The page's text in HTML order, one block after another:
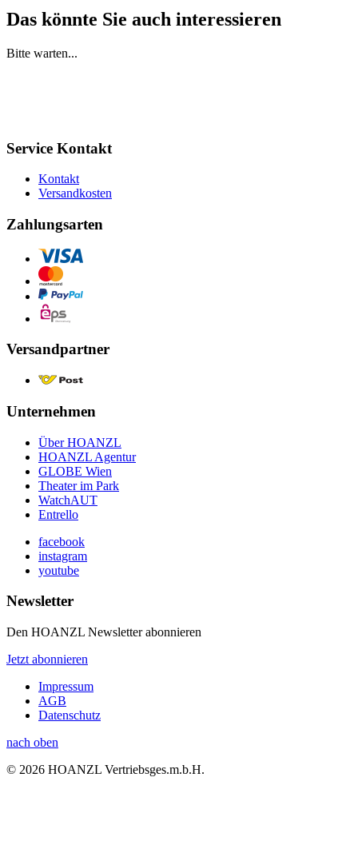
Das könnte Sie auch interessieren
Bitte warten...
Service Kontakt
Kontakt
Versandkosten
Zahlungsarten
Versandpartner
Unternehmen
Über HOANZL
HOANZL Agentur
GLOBE Wien
Theater im Park
WatchAUT
Entrello
facebook
instagram
youtube
Newsletter
Den HOANZL Newsletter abonnieren
Jetzt abonnieren
Impressum
AGB
Datenschutz
nach oben
© 2026 HOANZL Vertriebsges.m.b.H.